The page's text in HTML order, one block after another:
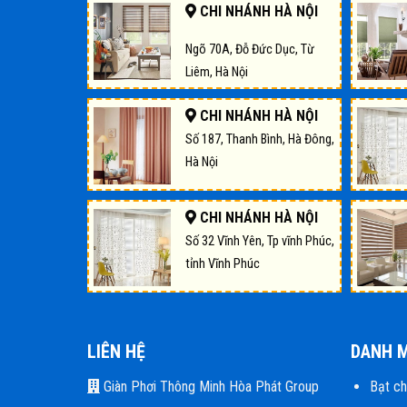
CHI NHÁNH HÀ NỘI
Ngõ 70A, Đỗ Đức Dục, Từ
Liêm, Hà Nội
CHI NHÁNH HÀ NỘI
Số 187, Thanh Bình, Hà Đông,
Hà Nội
CHI NHÁNH HÀ NỘI
Số 32 Vĩnh Yên, Tp vĩnh Phúc,
tỉnh Vĩnh Phúc
LIÊN HỆ
Giàn Phơi Thông Minh Hòa Phát Group
DANH
Bạt